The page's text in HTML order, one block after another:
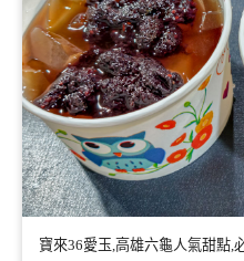
寶來36愛玉,高雄六龜人氣甜點,